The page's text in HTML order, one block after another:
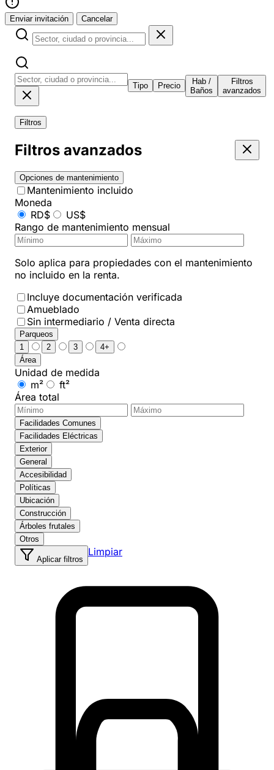
Enviar invitación Cancelar
Tipo Precio
Hab /
Baños
Filtros
avanzados
Filtros
Filtros avanzados
Opciones de mantenimiento
Mantenimiento incluido
Moneda
RD$
US$
Rango de mantenimiento mensual
Solo aplica para propiedades con el mantenimiento
no incluido en la renta.
Incluye documentación verificada
Amueblado
Sin intermediario / Venta directa
Parqueos
1
2 3
4+
Área
Unidad de medida
m²
ft²
Área total
Facilidades Comunes
Facilidades Eléctricas
Exterior
General
Accesibilidad
Políticas
Ubicación
Construcción
Árboles frutales
Otros
Aplicar filtros
Limpiar